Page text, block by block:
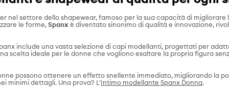
nel settore dello shapewear, famoso per la sua capacità di
le forme,Spanxè diventato sinonimo di qualità e innovazione,
include una vasta selezione di capi modellanti, progettati per
scelta ideale per le donne che vogliono esaltare la propria figura
possono ottenere un effetto snellente immediato, migliorando la
minimi dettagli. Una prova? L'Intimo modellante Spanx Donna.